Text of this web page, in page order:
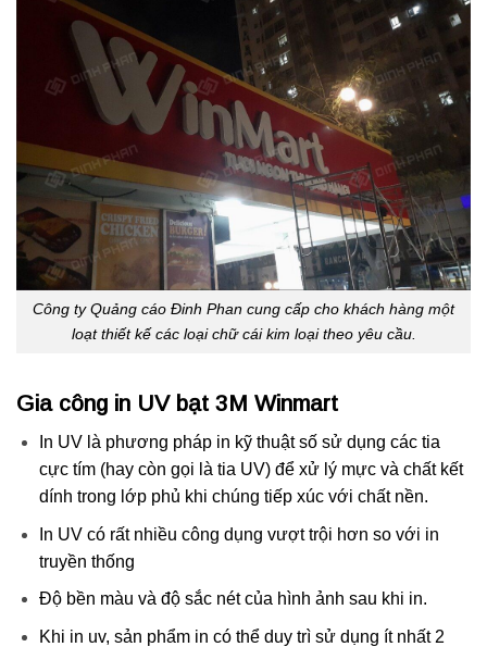
Công ty Quảng cáo Đinh Phan cung cấp cho khách hàng một
loạt thiết kế các loại chữ cái kim loại theo yêu cầu.
Gia công in UV bạt 3M Winmart
In UV là phương pháp in kỹ thuật số sử dụng các tia
cực tím (hay còn gọi là tia UV) để xử lý mực và chất kết
dính trong lớp phủ khi chúng tiếp xúc với chất nền.
In UV có rất nhiều công dụng vượt trội hơn so với in
truyền thống
Độ bền màu và độ sắc nét của hình ảnh sau khi in.
Khi in uv, sản phẩm in có thể duy trì sử dụng ít nhất 2